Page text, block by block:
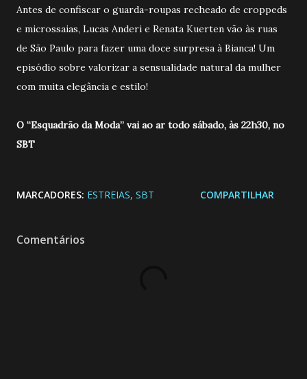
Antes de confiscar o guarda-roupas recheado de croppeds
e microssaias, Lucas Anderi e Renata Kuerten vão às ruas
de São Paulo para fazer uma doce surpresa à Bianca! Um
episódio sobre valorizar a sensualidade natural da mulher
com muita elegância e estilo!
O “Esquadrão da Moda” vai ao ar todo sábado, às 22h30, no
SBT
MARCADORES: ESTREIAS SBT COMPARTILHAR
Comentários